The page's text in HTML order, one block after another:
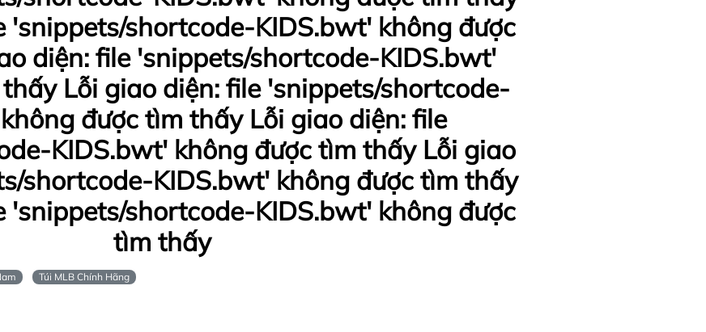
'snippets/shortcode-KIDS.bwt' không được
diện: file 'snippets/shortcode-KIDS.bwt'
Lỗi giao diện: file 'snippets/shortcode-
được tìm thấy Lỗi giao diện: file
KIDS.bwt' không được tìm thấy Lỗi giao
shortcode-KIDS.bwt' không được tìm thấy
'snippets/shortcode-KIDS.bwt' không được
tìm thấy
Túi MLB Chính Hãng